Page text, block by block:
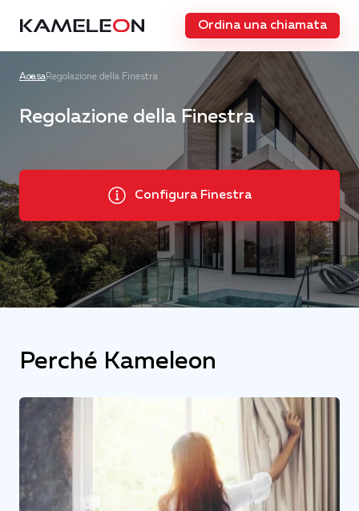
Ordina una chiamata
AcasaRegolazione della Finestra
Regolazione della Finestra
Configura Finestra
Perché Kameleon